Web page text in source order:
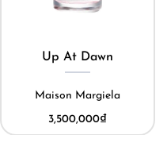
Up At Dawn
Maison Margiela
3,500,000₫